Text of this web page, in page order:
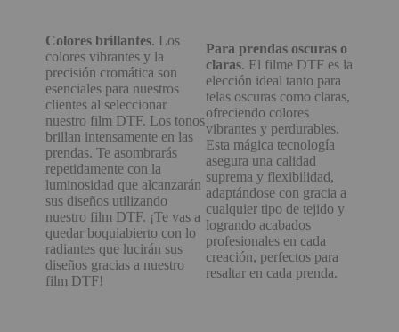
Colores brillantes. Los
colores vibrantes y la
precisión cromática son
esenciales para nuestros
clientes al seleccionar
nuestro film DTF. Los tonos
brillan intensamente en las
prendas. Te asombrarás
repetidamente con la
luminosidad que alcanzarán
sus diseños utilizando
nuestro film DTF. ¡Te vas a
quedar boquiabierto con lo
radiantes que lucirán sus
diseños gracias a nuestro
film DTF!
Para prendas oscuras o
claras. El filme DTF es la
elección ideal tanto para
telas oscuras como claras,
ofreciendo colores
vibrantes y perdurables.
Esta mágica tecnología
asegura una calidad
suprema y flexibilidad,
adaptándose con gracia a
cualquier tipo de tejido y
logrando acabados
profesionales en cada
creación, perfectos para
resaltar en cada prenda.